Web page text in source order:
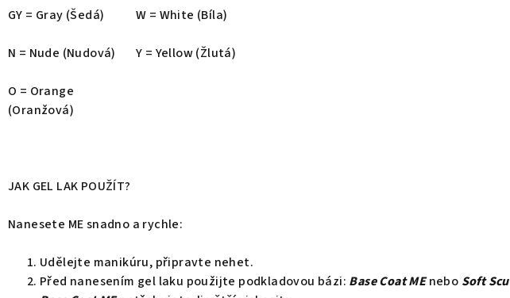
GY = Gray (Šedá) W = White (Bíla)
N = Nude (Nudová) Y = Yellow (Žlutá)
O = Orange
(Oranžová)
JAK GEL LAK POUŽÍT?
Nanesete ME snadno a rychle:
Udělejte manikúru, připravte nehet.
Před nanesením gel laku použijte podkladovou bázi: Base Coat MEnebo Soft